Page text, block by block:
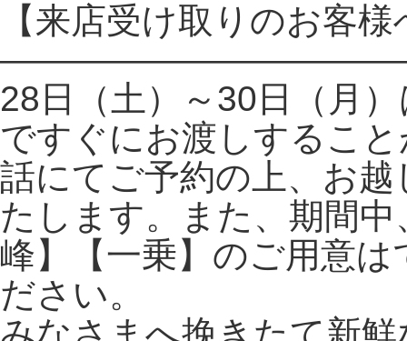
【来店受け取りのお客様
28日（土）～30日（月
ですぐにお渡しするこ
話にてご予約の上、お
たします。また、期間
峰】【一乗】のご用意
ださい。